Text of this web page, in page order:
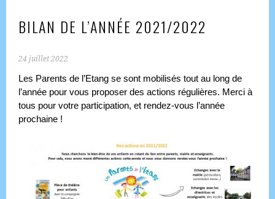
BILAN DE L’ANNÉE 2021/2022
24 juillet 2022
Les Parents de l’Etang se sont mobilisés tout au long de
l’année pour vous proposer des actions régulières. Merci à
tous pour votre participation, et rendez-vous l’année
prochaine !